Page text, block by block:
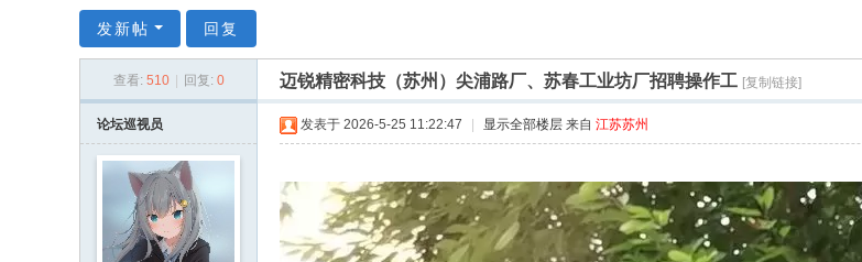
州
发新帖 回复
查看: 510 回复: 0 迈锐精密科技（苏州）尖浦路厂、苏春工业坊厂招聘操作工 [复制链接]
论坛巡视员 发表于 2026-5-25 11:22:47 显示全部楼层 来自 江苏苏州